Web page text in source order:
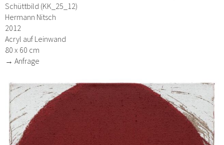
Schüttbild (KK_25_12)
Hermann Nitsch
2012
Acryl auf Leinwand
80 x 60 cm
→ Anfrage